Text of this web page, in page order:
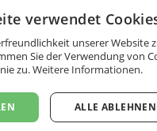
ab
verwendet
unserer Website
Sie der Verwendung von
zu.Weitere Informationen.
ALLE ABLEHNEN